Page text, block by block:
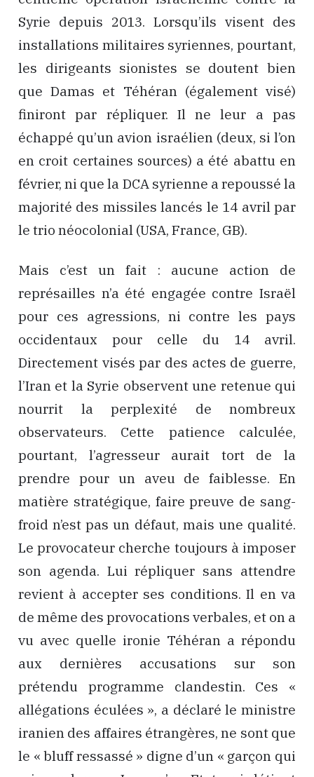
Syrie depuis 2013. Lorsqu’ils visent des
installations militaires syriennes, pourtant,
les dirigeants sionistes se doutent bien
que Damas et Téhéran (également visé)
finiront par répliquer. Il ne leur a pas
échappé qu’un avion israélien (deux, si l’on
en croit certaines sources) a été abattu en
février, ni que la DCA syrienne a repoussé la
majorité des missiles lancés le 14 avril par
le trio néocolonial (USA, France, GB).
Mais c’est un fait : aucune action de
représailles n’a été engagée contre Israël
pour ces agressions, ni contre les pays
occidentaux pour celle du 14 avril.
Directement visés par des actes de guerre,
l’Iran et la Syrie observent une retenue qui
nourrit la perplexité de nombreux
observateurs. Cette patience calculée,
pourtant, l’agresseur aurait tort de la
prendre pour un aveu de faiblesse. En
matière stratégique, faire preuve de sang-
froid n’est pas un défaut, mais une qualité.
Le provocateur cherche toujours à imposer
son agenda. Lui répliquer sans attendre
revient à accepter ses conditions. Il en va
de même des provocations verbales, et on a
vu avec quelle ironie Téhéran a répondu
aux dernières accusations sur son
prétendu programme clandestin. Ces «
allégations éculées », a déclaré le ministre
iranien des affaires étrangères, ne sont que
le « bluff ressassé » digne d’un « garçon qui